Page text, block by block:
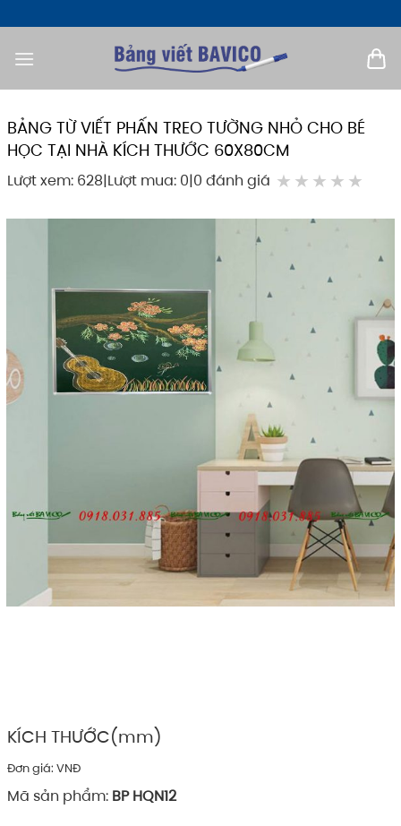
qua
nội
BẢNG TỪ VIẾT PHẤN TREO TƯỜNG NHỎ CHO BÉ
HỌC TẠI NHÀ KÍCH THƯỚC 60X80CM
Lượt xem: 628|Lượt mua: 0|0 đánh giá ★ ★ ★ ★ ★
KÍCH THƯỚC(mm)
Đơn giá: VNĐ
Mã sản phẩm: BP HQN12